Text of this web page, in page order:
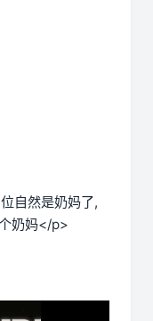
自然是奶妈了,
奶妈</p>